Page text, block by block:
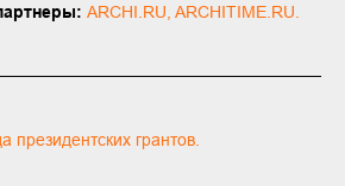
ARCHI.RU, ARCHITIME.RU.
президентских грантов.